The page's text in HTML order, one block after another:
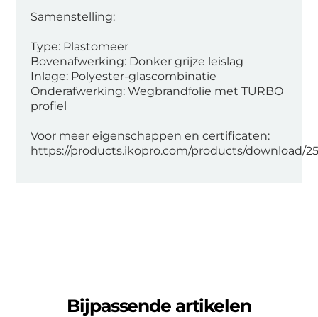
Samenstelling:
Type: Plastomeer
Bovenafwerking: Donker grijze leislag
Inlage: Polyester-glascombinatie
Onderafwerking: Wegbrandfolie met TURBO
profiel
Voor meer eigenschappen en certificaten:
https://products.ikopro.com/products/download/
Bijpassende artikelen